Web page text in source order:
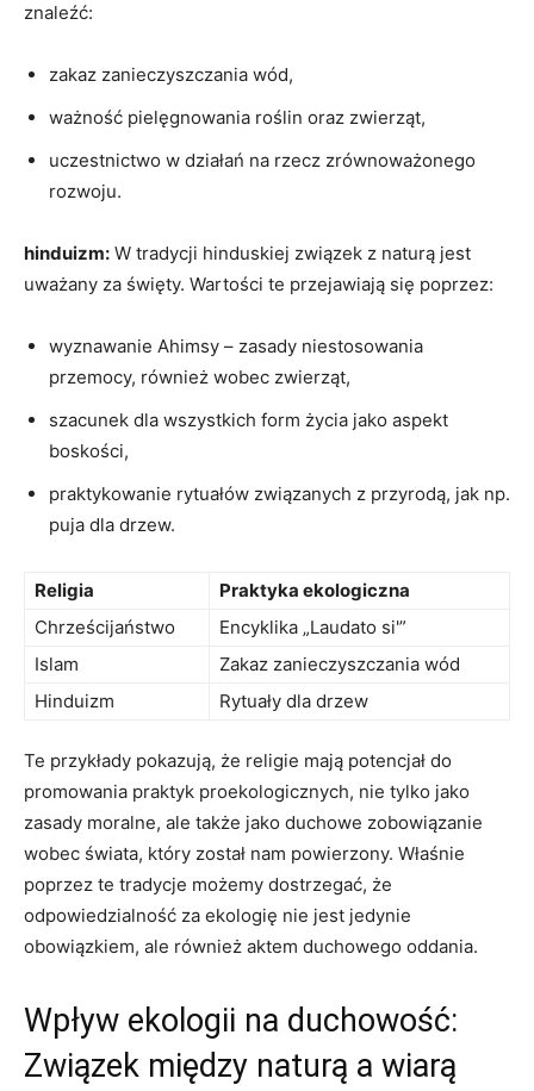
znaleźć:
zakaz zanieczyszczania wód,
ważność pielęgnowania roślin⁣ oraz zwierząt,
uczestnictwo w działań na rzecz ‌zrównoważonego
rozwoju.
hinduizm: W tradycji hinduskiej związek z naturą jest
uważany za⁤ święty. ‍Wartości te​ przejawiają się‌ poprzez:
wyznawanie Ahimsy​ – ⁣zasady niestosowania
przemocy,​ również ⁤wobec ‍zwierząt,
szacunek dla wszystkich form‌ życia ‍jako aspekt‌
boskości,
praktykowanie ‍rytuałów związanych z ‍przyrodą, jak np.
puja dla ⁢drzew.
Religia
Praktyka ekologiczna
Chrześcijaństwo
Encyklika „Laudato si'”
Islam
Zakaz‌ zanieczyszczania​ wód
Hinduizm
Rytuały‌ dla drzew
Te⁢ przykłady ⁢pokazują, że religie mają potencjał do
promowania praktyk proekologicznych, nie ⁤tylko jako
zasady‌ moralne, ale także‍ jako⁤ duchowe‌ zobowiązanie⁢
wobec świata, który został nam powierzony. Właśnie
poprzez​ te tradycje możemy dostrzegać, ‌że⁢
odpowiedzialność za ekologię nie jest ⁢jedynie
obowiązkiem, ale również ‍aktem duchowego oddania.
Wpływ ekologii ⁤na duchowość:
Związek między naturą a wiarą